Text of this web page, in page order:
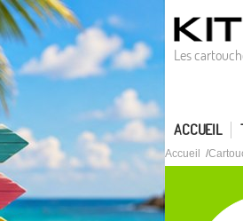
Les
ACCUEIL
Accueil